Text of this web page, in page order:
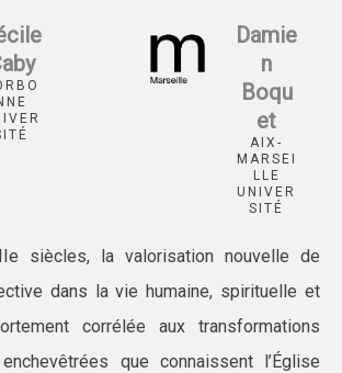
Damie
n
Boqu
et
AIX-
MARSEI
LLE
UNIVER
SITÉ
siècles, la valorisation nouvelle de
dans la vie humaine, spirituelle et
corrélée aux transformations
que connaissent l’Église